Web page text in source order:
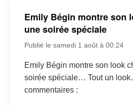
Emily Bégin montre son
une soirée spéciale
Publié le samedi 1 août à 00:24
Emily Bégin montre son look
soirée spéciale… Tout un
commentaires :